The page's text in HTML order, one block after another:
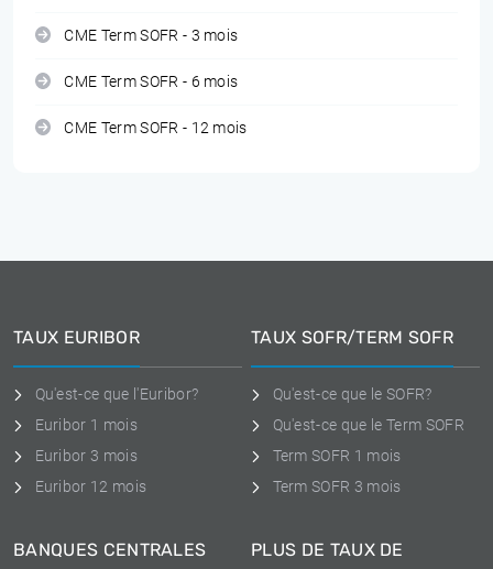
CME Term SOFR - 3 mois
CME Term SOFR - 6 mois
CME Term SOFR - 12 mois
TAUX EURIBOR
Qu'est-ce que l'Euribor?
Euribor 1 mois
Euribor 3 mois
Euribor 12 mois
TAUX SOFR/TERM SOFR
Qu'est-ce que le SOFR?
Qu'est-ce que le Term SOFR
Term SOFR 1 mois
Term SOFR 3 mois
BANQUES CENTRALES
PLUS DE TAUX DE